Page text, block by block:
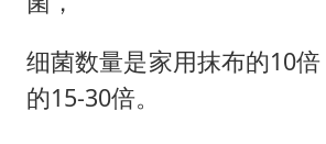
细菌数量是家用抹布的10
的15-30倍。